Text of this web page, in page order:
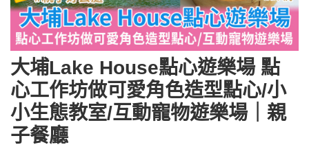
大埔Lake House點心遊樂場 點
心工作坊做可愛角色造型點心/小
小生態教室/互動寵物遊樂場｜親
子餐廳